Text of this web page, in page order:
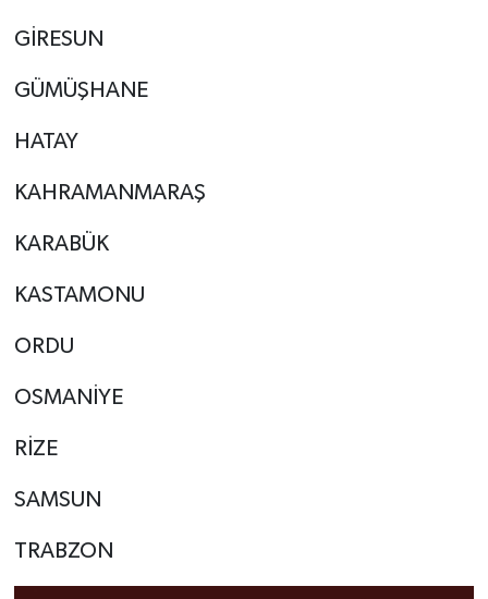
GİRESUN
GÜMÜŞHANE
HATAY
KAHRAMANMARAŞ
KARABÜK
KASTAMONU
ORDU
OSMANİYE
RİZE
SAMSUN
TRABZON